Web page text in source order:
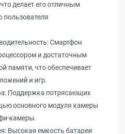
делает его отличным
Смартфон
и достаточным
памяти, что обеспечивает
и игр.
Поддержка потрясающих
основного модуля камеры
камеры.
Высокая емкость батареи